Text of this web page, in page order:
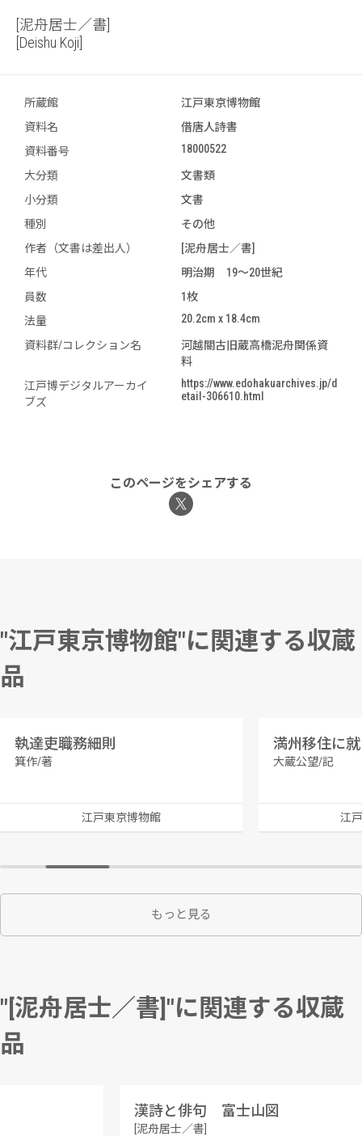
[泥舟居士／書]
[Deishu Koji]
所蔵館
江戸東京博物館
資料名
借唐人詩書
資料番号
18000522
大分類
文書類
小分類
文書
種別
その他
作者（文書は差出人）
[泥舟居士／書]
年代
明治期 19～20世紀
員数
1枚
法量
20.2cm x 18.4cm
資料群/コレクション名
河越關古旧蔵高橋泥舟関係資
料
江戸博デジタルアーカイ
ブズ
https://www.edohakuarchives.jp/d
etail-306610.html
このページをシェアする
"江戸東京博物館"に関連する収蔵
品
執達吏職務細則
箕作/著
江戸東京博物館
大蔵公望/記
江
もっと見る
"[泥舟居士／書]"に関連する収蔵
品
漢詩と俳句 富士山図
[泥舟居士／書]